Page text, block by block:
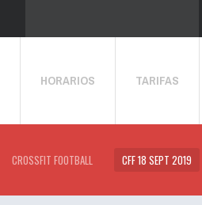
HORARIOS TARIFAS
CROSSFIT FOOTBALL CFF 18 SEPT 2019